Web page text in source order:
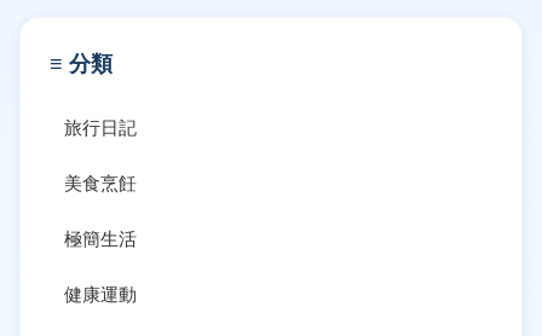
≡ 分類
旅行日記
美食烹飪
極簡生活
健康運動